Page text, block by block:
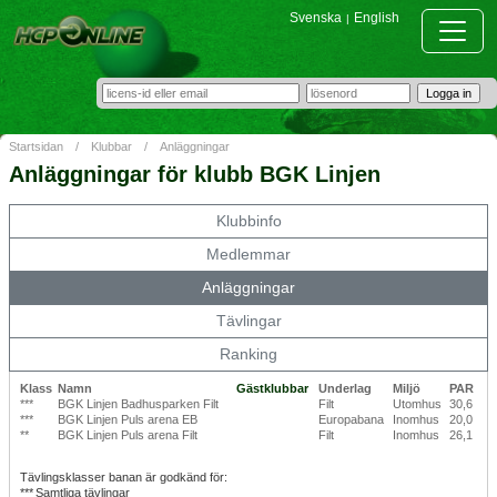
Svenska | English
Startsidan / Klubbar / Anläggningar
Anläggningar för klubb BGK Linjen
Klubbinfo
Medlemmar
Anläggningar
Tävlingar
Ranking
Klass Namn Gästklubbar Underlag Miljö
PAR
***
BGK Linjen Badhusparken Filt Filt Utomhus
30,6
***
BGK Linjen Puls arena EB Europabana Inomhus
20,0
**
BGK Linjen Puls arena Filt Filt Inomhus 26,1
Tävlingsklasser banan är godkänd för:
***Samtliga tävlingar